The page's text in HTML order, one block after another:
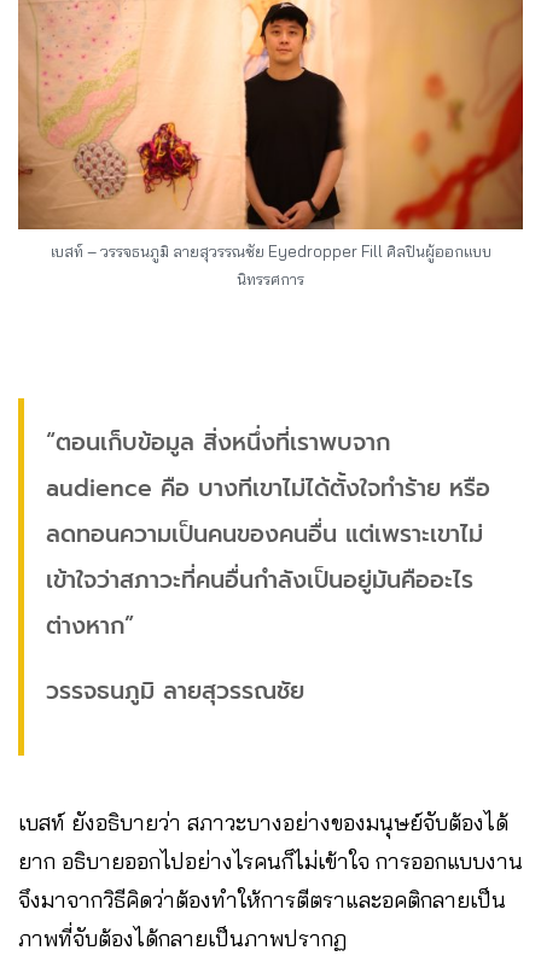
เบสท์ – วรรจธนภูมิ ลายสุวรรณชัย Eyedropper Fill ศิลปินผู้ออกแบบ
นิทรรศการ
“ตอนเก็บข้อมูล สิ่งหนึ่งที่เราพบจาก
audience คือ บางทีเขาไม่ได้ตั้งใจทำร้าย หรือ
ลดทอนความเป็นคนของคนอื่น แต่เพราะเขาไม่
เข้าใจว่าสภาวะที่คนอื่นกำลังเป็นอยู่มันคืออะไร
ต่างหาก”
วรรจธนภูมิ ลายสุวรรณชัย
เบสท์ ยังอธิบายว่า สภาวะบางอย่างของมนุษย์จับต้องได้
ยาก อธิบายออกไปอย่างไรคนก็ไม่เข้าใจ การออกแบบงาน
จึงมาจากวิธีคิดว่าต้องทำให้การตีตราและอคติกลายเป็น
ภาพที่จับต้องได้กลายเป็นภาพปรากฏ